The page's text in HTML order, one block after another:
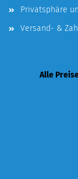
Privatsphäre
Versand- &
Alle